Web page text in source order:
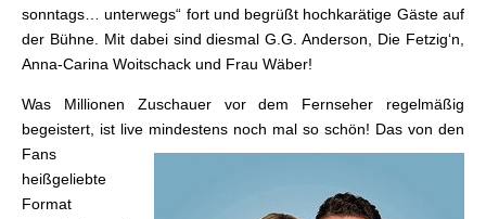
sonntags… unterwegs“ fort und begrüßt hochkarätige Gäste auf
der Bühne. Mit dabei sind diesmal G.G. Anderson, Die Fetzig‘n,
Anna-Carina Woitschack und Frau Wäber!
Was Millionen Zuschauer vor dem Fernseher regelmäßig
begeistert, ist live mindestens noch mal so schön! Das von den
Fans
heißgeliebte
Format